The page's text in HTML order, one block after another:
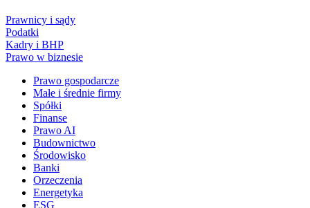
Prawnicy i sądy
Podatki
Kadry i BHP
Prawo w biznesie
Prawo gospodarcze
Małe i średnie firmy
Spółki
Finanse
Prawo AI
Budownictwo
Środowisko
Banki
Orzeczenia
Energetyka
ESG